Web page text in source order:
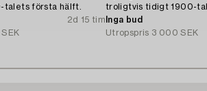
talets första hälft.
2d 15 tim
troligtvis tidigt 1900-tal.
Inga bud
Utropspris 3 000 SEK